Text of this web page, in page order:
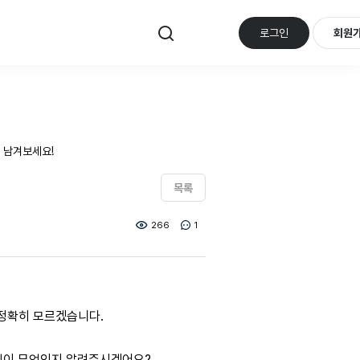
로그인 회원
겨보세요!
목록
266 1
히 모르겠습니다.